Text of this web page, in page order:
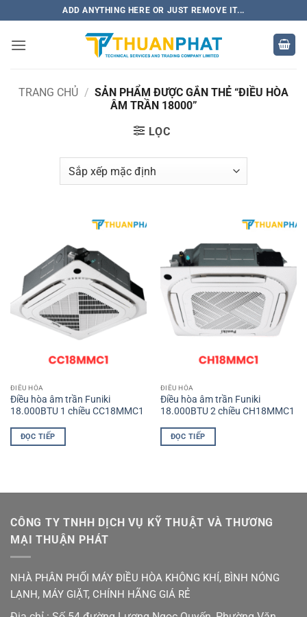
qua
nội
ADD ANYTHING HERE OR JUST REMOVE IT...
TRANG CHỦ / SẢN PHẨM ĐƯỢC GẮN THẺ “ĐIỀU HÒA
ÂM TRẦN 18000”
LỌC
ĐIỀU HÒA
Điều hòa âm trần Funiki
18.000BTU 1 chiều CC18MMC1
ĐỌC TIẾP
ĐIỀU HÒA
Điều hòa âm trần Funiki
18.000BTU 2 chiều CH18MMC1
ĐỌC TIẾP
CÔNG TY TNHH DỊCH VỤ KỸ THUẬT VÀ THƯƠNG
MẠI THUẬN PHÁT
NHÀ PHÂN PHỐI MÁY ĐIỀU HÒA KHÔNG KHÍ, BÌNH NÓNG
LẠNH, MÁY GIẶT, CHÍNH HÃNG GIÁ RẺ